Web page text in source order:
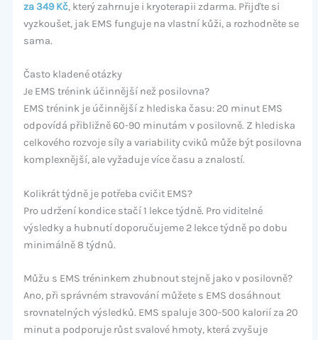
za 349 Kč, který zahrnuje i kryoterapii zdarma. Přijďte si
vyzkoušet, jak EMS funguje na vlastní kůži, a rozhodněte se
sama.
Často kladené otázky
Je EMS trénink účinnější než posilovna?
EMS trénink je účinnější z hlediska času: 20 minut EMS
odpovídá přibližně 60-90 minutám v posilovně. Z hlediska
celkového rozvoje síly a variability cviků může být posilovna
komplexnější, ale vyžaduje více času a znalostí.
Kolikrát týdně je potřeba cvičit EMS?
Pro udržení kondice stačí 1 lekce týdně. Pro viditelné
výsledky a hubnutí doporučujeme 2 lekce týdně po dobu
minimálně 8 týdnů.
Můžu s EMS tréninkem zhubnout stejně jako v posilovně?
Ano, při správném stravování můžete s EMS dosáhnout
srovnatelných výsledků. EMS spaluje 300-500 kalorií za 20
minut a podporuje růst svalové hmoty, která zvyšuje